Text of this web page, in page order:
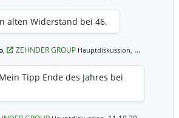
alten Widerstand bei 46.
, ZEHNDER GROUP Hauptdiskussion,
Tipp Ende des Jahres bei